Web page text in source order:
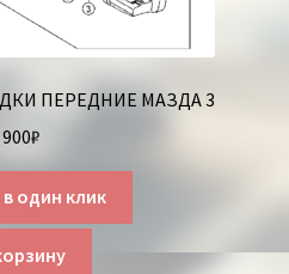
ПЕРЕДНИЕ МАЗДА 3
900₽
один клик